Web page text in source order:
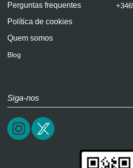
Perguntas frequentes
Política de cookies
Quem somos
Blog
Siga-nos